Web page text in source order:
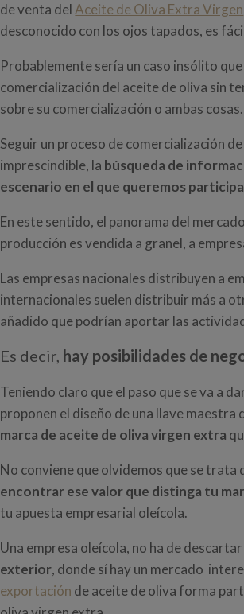
de venta delAceite de Oliva Extra Virgen
desconocido con los ojos tapados, es
Probablemente sería un caso insólito
comercialización del aceite de oliva sin
sobre su comercialización o ambas cosas.
Seguir un proceso de comercialización
imprescindible, la búsqueda de
escenario en el que queremos
En este sentido, el panorama del
producción es vendida a granel, a
Las empresas nacionales distribuyen a
internacionales suelen distribuir más a
añadido que podrían aportar las
Es decir, hay posibilidades de
Teniendo claro que el paso que se va a
proponen el diseño de una llave maestra
marca de aceite de oliva virgen extra
No conviene que olvidemos que se
encontrar ese valor que distinga tu
tu apuesta empresarial oleícola.
Una empresa oleícola, no ha de
exterior, donde sí hay un mercado
exportación de aceite de oliva forma